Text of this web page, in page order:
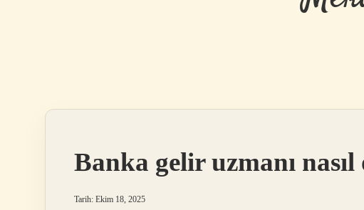
Banka gelir uzmanı
Tarih: Ekim 18, 2025